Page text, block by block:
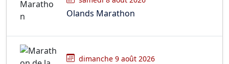
Olands Marathon
dimanche 9 août 2026